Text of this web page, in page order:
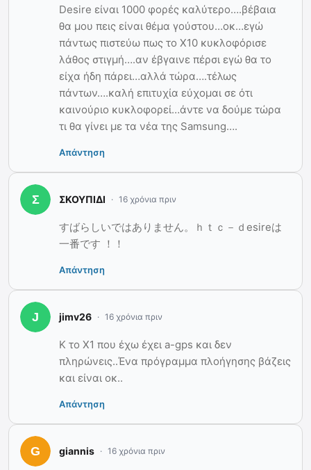
Desire είναι 1000 φορές καλύτερο….βέβαια
θα μου πεις είναι θέμα γούστου…οκ…εγώ
πάντως πιστεύω πως το Χ10 κυκλοφόρισε
λάθος στιγμή….αν έβγαινε πέρσι εγώ θα το
είχα ήδη πάρει…αλλά τώρα….τέλως
πάντων….καλή επιτυχία εύχομαι σε ότι
καινούριο κυκλοφορεί…άντε να δούμε τώρα
τι θα γίνει με τα νέα της Samsung….
Απάντηση
ΣΚΟΥΠΙΔΙ 16 χρόνια πριν
すばらしいではありません。ｈｔｃ－ｄesireは
一番です ！！
Απάντηση
jimv26 16 χρόνια πριν
Κ το Χ1 που έχω έχει a-gps και δεν
πληρώνεις..Ένα πρόγραμμα πλοήγησης βάζεις
και είναι οκ..
Απάντηση
giannis 16 χρόνια πριν